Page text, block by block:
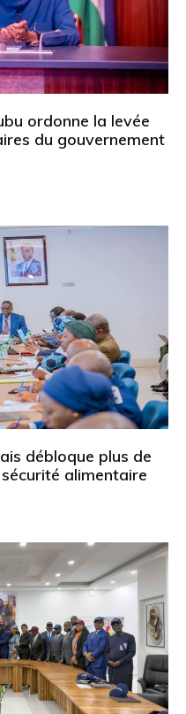
ordonne la levée
du gouvernement
débloque plus de
alimentaire